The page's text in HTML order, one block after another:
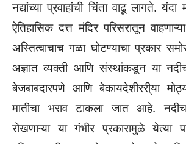
नद्यांच्या प्रवाहांची चिंता वाढू लागते.
ऐतिहासिक दत्त मंदिर परिसरातून
अस्तित्वाचाच गळा घोटण्याचा प्रकार
अज्ञात व्यक्ती आणि संस्थांकडून या
बेजबाबदारपणे आणि बेकायदेशीररी्या
मातीचा भराव टाकला जात आहे.
रोखणाऱ्या या गंभीर प्रकारामुळे येत्या